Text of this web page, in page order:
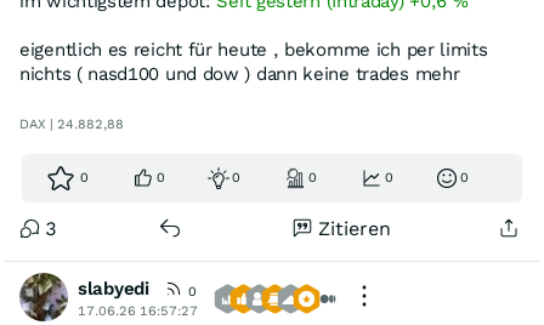
eigentlich es reicht für heute , bekomme ich per limits
nichts ( nasd100 und dow ) dann keine trades mehr
DAX | 24.882,88
0 0 0 0 0 0
3 Zitieren
slabyedi
0
17.06.26 16:57:27